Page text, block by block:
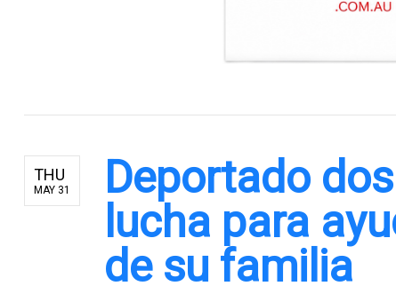
THU
MAY 31
Deportado
lucha para
de su familia